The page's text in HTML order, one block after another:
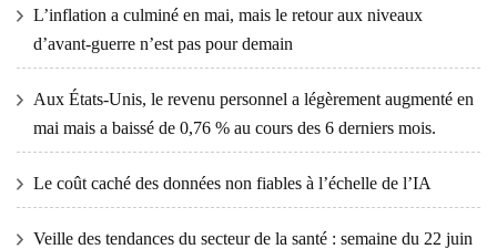
L’inflation a culminé en mai, mais le retour aux niveaux
d’avant-guerre n’est pas pour demain
Aux États-Unis, le revenu personnel a légèrement augmenté en
mai mais a baissé de 0,76 % au cours des 6 derniers mois.
Le coût caché des données non fiables à l’échelle de l’IA
Veille des tendances du secteur de la santé : semaine du 22 juin